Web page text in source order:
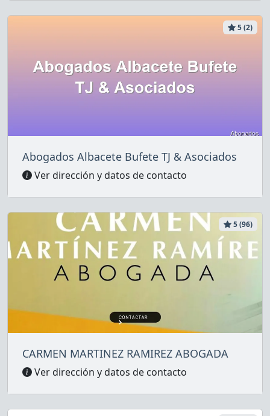
5 (2)
Abogados Albacete Bufete TJ & Asociados
Ver dirección y datos de contacto
5 (96)
CARMEN MARTINEZ RAMIREZ ABOGADA
Ver dirección y datos de contacto